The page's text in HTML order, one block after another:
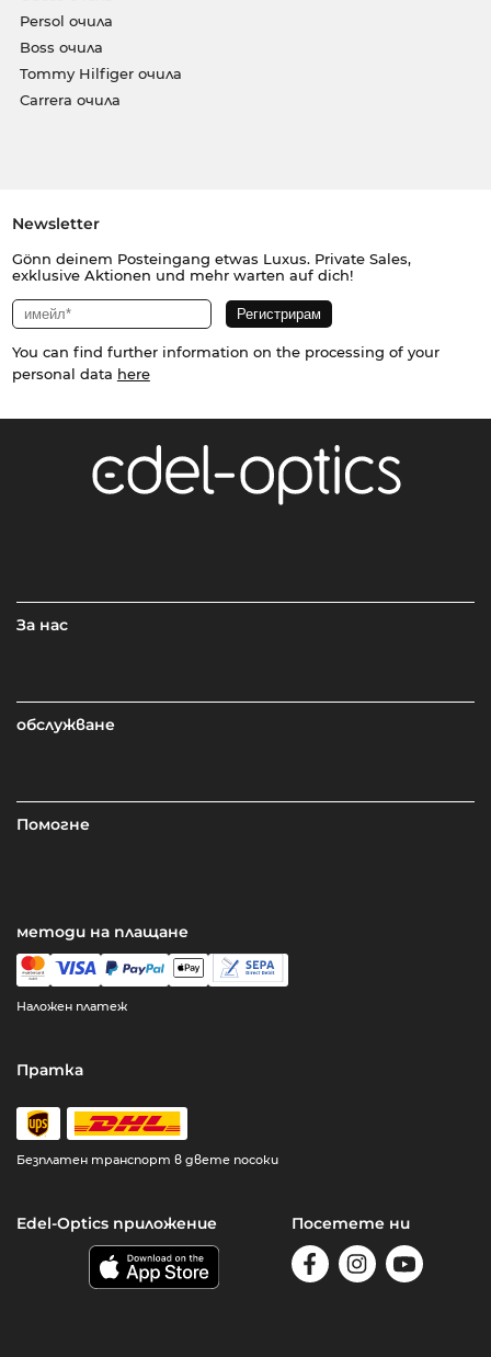
Persol очила
Boss очила
Tommy Hilfiger очила
Carrera очила
Newsletter
Gönn deinem Posteingang etwas Luxus. Private Sales,
exklusive Aktionen und mehr warten auf dich!
You can find further information on the processing of your
personal data here
За нас
обслужване
Помогне
методи на плащане
Наложен платеж
Пратка
Безплатен транспорт в двете посоки
Edel-Optics приложение Посетете ни